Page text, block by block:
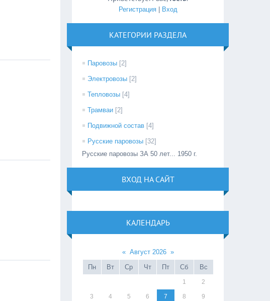
Регистрация| Вход
КАТЕГОРИИ РАЗДЕЛА
Паровозы [2]
Электровозы [2]
Тепловозы [4]
Трамваи [2]
Подвижной состав [4]
Русские паровозы [32]
Русские паровозы ЗА 50 лет... 1950 г.
ВХОД НА САЙТ
КАЛЕНДАРЬ
« Август 2026 »
Пн
Вт Ср Чт Пт Сб Вс
1 2
3 4 5 6 7 8 9